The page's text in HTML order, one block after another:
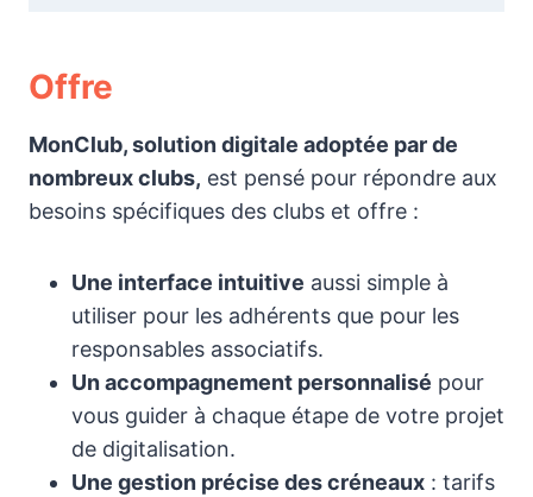
Offre
MonClub, solution digitale adoptée par de
nombreux clubs, est pensé pour répondre aux
besoins spécifiques des clubs et offre :
Une interface intuitive aussi simple à
utiliser pour les adhérents que pour les
responsables associatifs.
Un accompagnement personnalisé pour
vous guider à chaque étape de votre projet
de digitalisation.
Une gestion précise des créneaux : tarifs